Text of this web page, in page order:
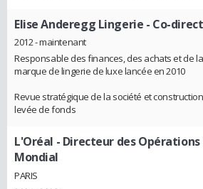
Elise Anderegg Lingerie - Co-
2012 - maintenant
Responsable des finances, des achats et de
marque de lingerie de luxe lancée en 2010
Revue stratégique de la société et
levée de fonds
L'Oréal - Directeur des
Mondial
PARIS